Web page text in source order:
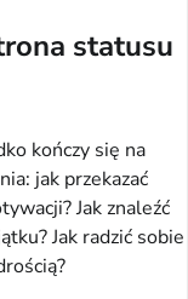
statusu
kończy się na
jak przekazać
Jak znaleźć
Jak radzić sobie